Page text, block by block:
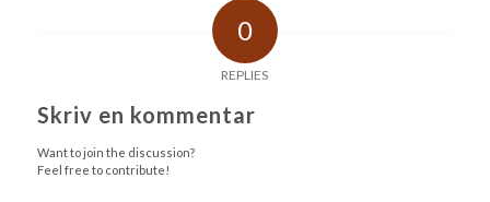
0
REPLIES
Skriv en kommentar
Want to join the discussion?
Feel free to contribute!